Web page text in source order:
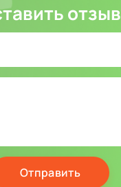
отзыв
Отправить